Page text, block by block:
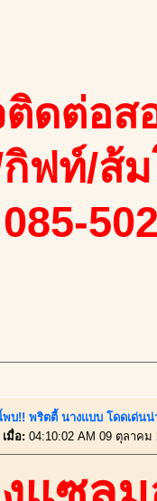
ดต่อส
กิฟท์/ส้
บ!! พริตตี้ นางแบบ โดดเด่นน่
มื่อ: 04:10:02 AM 09 ตุลาคม